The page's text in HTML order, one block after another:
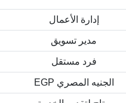
إدارة الأعمال
مدير تسويق
فرد مستقل
الجنيه المصري EGP